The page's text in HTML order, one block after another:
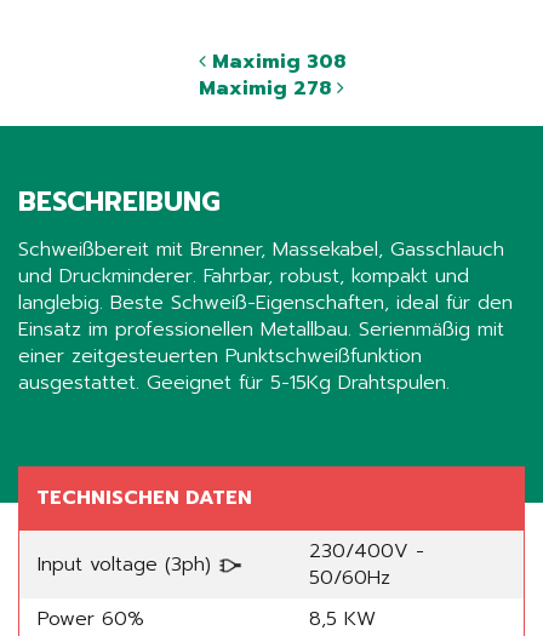
Maximig 308
Maximig 278
BESCHREIBUNG
Schweißbereit mit Brenner, Massekabel, Gasschlauch
und Druckminderer. Fahrbar, robust, kompakt und
langlebig. Beste Schweiß-Eigenschaften, ideal für den
Einsatz im professionellen Metallbau. Serienmäßig mit
einer zeitgesteuerten Punktschweißfunktion
ausgestattet. Geeignet für 5-15Kg Drahtspulen.
TECHNISCHEN DATEN
Input voltage (3ph)
230/400V -
50/60Hz
Power 60%
8,5 KW